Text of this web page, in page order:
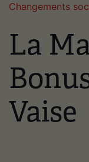
Changements
La
Vaise